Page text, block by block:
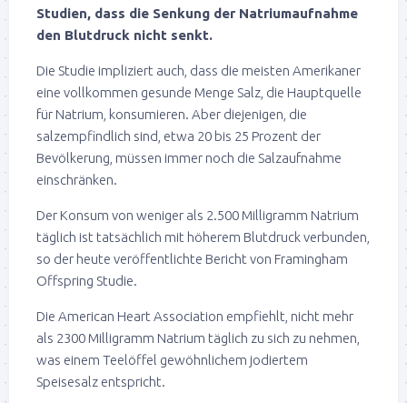
Studien, dass die Senkung der Natriumaufnahme
den Blutdruck nicht senkt.
Die Studie impliziert auch, dass die meisten Amerikaner
eine vollkommen gesunde Menge Salz, die Hauptquelle
für Natrium, konsumieren. Aber diejenigen, die
salzempfindlich sind, etwa 20 bis 25 Prozent der
Bevölkerung, müssen immer noch die Salzaufnahme
einschränken.
Der Konsum von weniger als 2.500 Milligramm Natrium
täglich ist tatsächlich mit höherem Blutdruck verbunden,
so der heute veröffentlichte Bericht von Framingham
Offspring Studie.
Die American Heart Association empfiehlt, nicht mehr
als 2300 Milligramm Natrium täglich zu sich zu nehmen,
was einem Teelöffel gewöhnlichem jodiertem
Speisesalz entspricht.